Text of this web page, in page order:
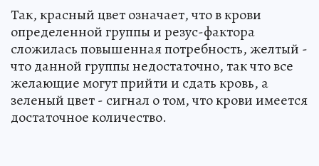
Так, красный цвет означает, что в крови
определенной группы и резус-фактора
сложилась повышенная потребность, желтый -
что данной группы недостаточно, так что все
желающие могут прийти и сдать кровь, а
зеленый цвет - сигнал о том, что крови имеется
достаточное количество.